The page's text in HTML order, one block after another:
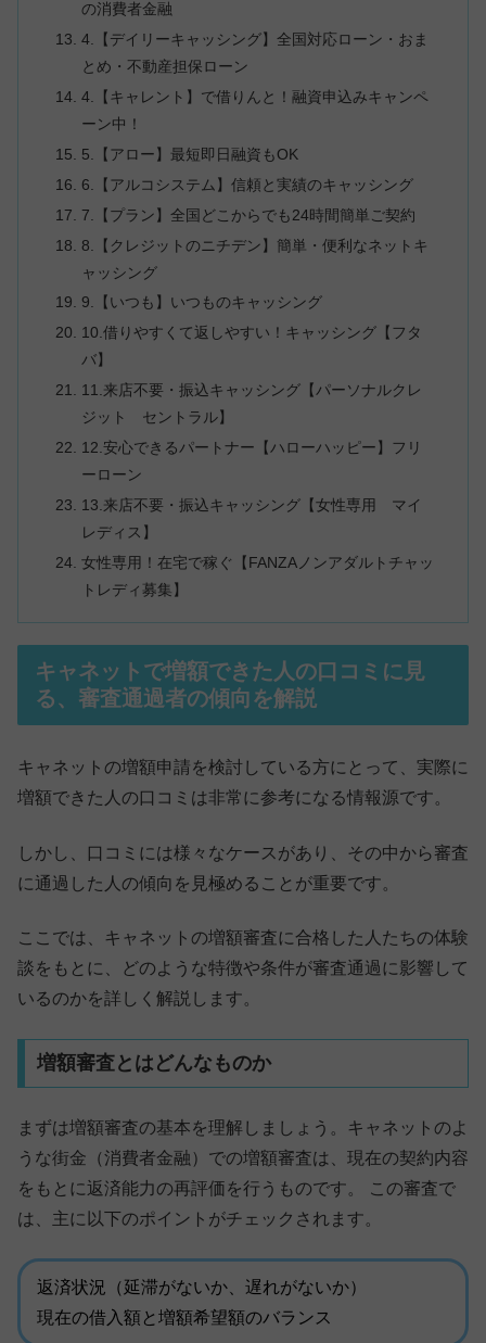
の消費者金融
4.【デイリーキャッシング】全国対応ローン・おま
とめ・不動産担保ローン
4.【キャレント】で借りんと！融資申込みキャンペ
ーン中！
5.【アロー】最短即日融資もOK
6.【アルコシステム】信頼と実績のキャッシング
7.【プラン】全国どこからでも24時間簡単ご契約
8.【クレジットのニチデン】簡単・便利なネットキ
ャッシング
9.【いつも】いつものキャッシング
10.借りやすくて返しやすい！キャッシング【フタ
バ】
11.来店不要・振込キャッシング【パーソナルクレ
ジット セントラル】
12.安心できるパートナー【ハローハッピー】フリ
ーローン
13.来店不要・振込キャッシング【女性専用 マイ
レディス】
女性専用！在宅で稼ぐ【FANZAノンアダルトチャッ
トレディ募集】
キャネットで増額できた人の口コミに見
る、審査通過者の傾向を解説
キャネットの増額申請を検討している方にとって、実際に
増額できた人の口コミは非常に参考になる情報源です。
しかし、口コミには様々なケースがあり、その中から審査
に通過した人の傾向を見極めることが重要です。
ここでは、キャネットの増額審査に合格した人たちの体験
談をもとに、どのような特徴や条件が審査通過に影響して
いるのかを詳しく解説します。
増額審査とはどんなものか
まずは増額審査の基本を理解しましょう。キャネットのよ
うな街金（消費者金融）での増額審査は、現在の契約内容
をもとに返済能力の再評価を行うものです。 この審査で
は、主に以下のポイントがチェックされます。
返済状況（延滞がないか、遅れがないか）
現在の借入額と増額希望額のバランス